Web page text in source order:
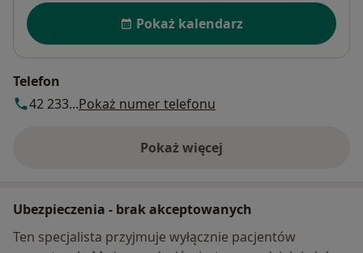
Dostępność
Pokaż kalendarz
Telefon
42 233...Pokaż numer telefonu
Pokaż więcej
o adresie
Ubezpieczenia - brak akceptowanych
Ten specjalista przyjmuje wyłącznie pacjentów